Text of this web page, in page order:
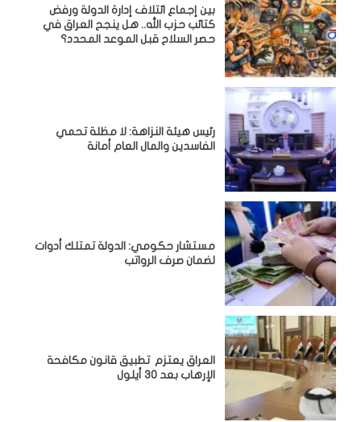
بين إجماع ائتلاف إدارة الدولة ورفض
كتائب حزب الله.. هل ينجح العراق في
حصر السلاح قبل الموعد المحدد؟
رئيس هيئة النزاهة: لا مظلة تحمي
الفاسدين والمال العام أمانة
مستشار حكومي: الدولة تمتلك أدوات
لضمان صرف الرواتب
العراق يعتزم تطبيق قانون مكافحة
الإرهاب بعد 30 أيلول